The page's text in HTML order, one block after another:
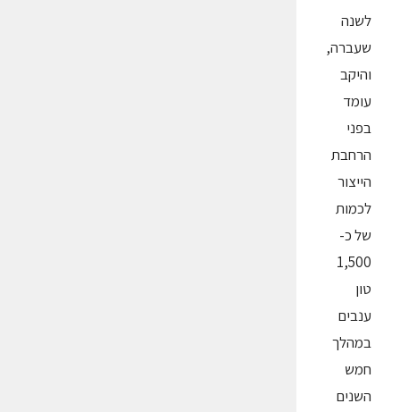
לשנה
שעברה,
והיקב
עומד
בפני
הרחבת
הייצור
לכמות
של כ-
1,500
טון
ענבים
במהלך
חמש
השנים